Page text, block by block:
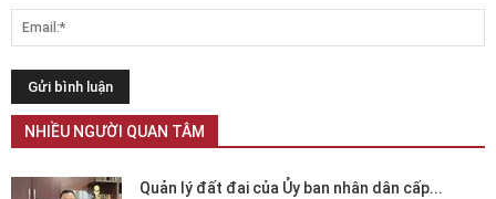
NHIỀU NGƯỜI QUAN TÂM
Quản lý đất đai của Ủy ban nhân dân cấp...